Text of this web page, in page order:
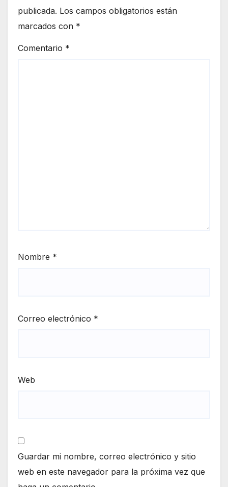
publicada. Los campos obligatorios están
marcados con *
Comentario *
Nombre *
Correo electrónico *
Web
Guardar mi nombre, correo electrónico y sitio
web en este navegador para la próxima vez que